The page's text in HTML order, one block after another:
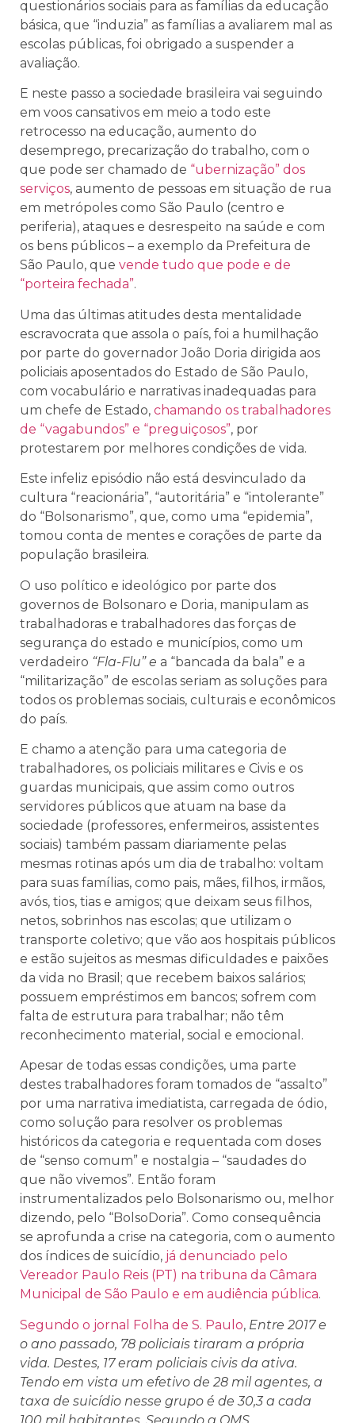
questionários sociais para as famílias da educação
básica, que “induzia” as famílias a avaliarem mal as
escolas públicas, foi obrigado a suspender a
avaliação.
E neste passo a sociedade brasileira vai seguindo
em voos cansativos em meio a todo este
retrocesso na educação, aumento do
desemprego, precarização do trabalho, com o
que pode ser chamado de “ubernização” dos
serviços, aumento de pessoas em situação de rua
em metrópoles como São Paulo (centro e
periferia), ataques e desrespeito na saúde e com
os bens públicos – a exemplo da Prefeitura de
São Paulo, que vende tudo que pode e de
“porteira fechada”.
Uma das últimas atitudes desta mentalidade
escravocrata que assola o país, foi a humilhação
por parte do governador João Doria dirigida aos
policiais aposentados do Estado de São Paulo,
com vocabulário e narrativas inadequadas para
um chefe de Estado, chamando os trabalhadores
de “vagabundos” e “preguiçosos”, por
protestarem por melhores condições de vida.
Este infeliz episódio não está desvinculado da
cultura “reacionária”, “autoritária” e “intolerante”
do “Bolsonarismo”, que, como uma “epidemia”,
tomou conta de mentes e corações de parte da
população brasileira.
O uso político e ideológico por parte dos
governos de Bolsonaro e Doria, manipulam as
trabalhadoras e trabalhadores das forças de
segurança do estado e municípios, como um
verdadeiro “Fla-Flu” e a “bancada da bala” e a
“militarização” de escolas seriam as soluções para
todos os problemas sociais, culturais e econômicos
do país.
E chamo a atenção para uma categoria de
trabalhadores, os policiais militares e Civis e os
guardas municipais, que assim como outros
servidores públicos que atuam na base da
sociedade (professores, enfermeiros, assistentes
sociais) também passam diariamente pelas
mesmas rotinas após um dia de trabalho: voltam
para suas famílias, como pais, mães, filhos, irmãos,
avós, tios, tias e amigos; que deixam seus filhos,
netos, sobrinhos nas escolas; que utilizam o
transporte coletivo; que vão aos hospitais públicos
e estão sujeitos as mesmas dificuldades e paixões
da vida no Brasil; que recebem baixos salários;
possuem empréstimos em bancos; sofrem com
falta de estrutura para trabalhar; não têm
reconhecimento material, social e emocional.
Apesar de todas essas condições, uma parte
destes trabalhadores foram tomados de “assalto”
por uma narrativa imediatista, carregada de ódio,
como solução para resolver os problemas
históricos da categoria e requentada com doses
de “senso comum” e nostalgia – “saudades do
que não vivemos”. Então foram
instrumentalizados pelo Bolsonarismo ou, melhor
dizendo, pelo “BolsoDoria”. Como consequência
se aprofunda a crise na categoria, com o aumento
dos índices de suicídio, já denunciado pelo
Vereador Paulo Reis (PT) na tribuna da Câmara
Municipal de São Paulo e em audiência pública.
Segundo o jornal Folha de S. Paulo, Entre 2017 e
o ano passado, 78 policiais tiraram a própria
vida. Destes, 17 eram policiais civis da ativa.
Tendo em vista um efetivo de 28 mil agentes, a
taxa de suicídio nesse grupo é de 30,3 a cada
100 mil habitantes. Segundo a OMS